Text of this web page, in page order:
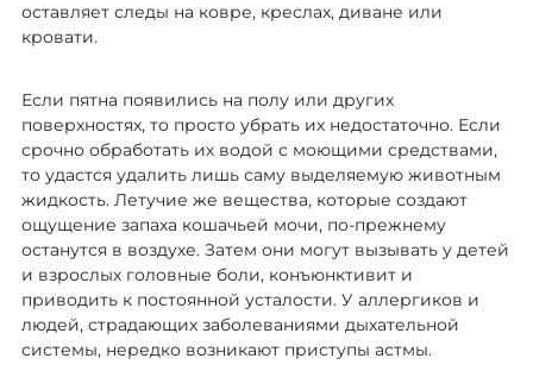
оставляет следы на ковре, креслах, диване или
кровати.
Если пятна появились на полу или других
поверхностях, то просто убрать их недостаточно. Если
срочно обработать их водой с моющими средствами,
то удастся удалить лишь саму выделяемую животным
жидкость. Летучие же вещества, которые создают
ощущение запаха кошачьей мочи, по-прежнему
останутся в воздухе. Затем они могут вызывать у детей
и взрослых головные боли, конъюнктивит и
приводить к постоянной усталости. У аллергиков и
людей, страдающих заболеваниями дыхательной
системы, нередко возникают приступы астмы.